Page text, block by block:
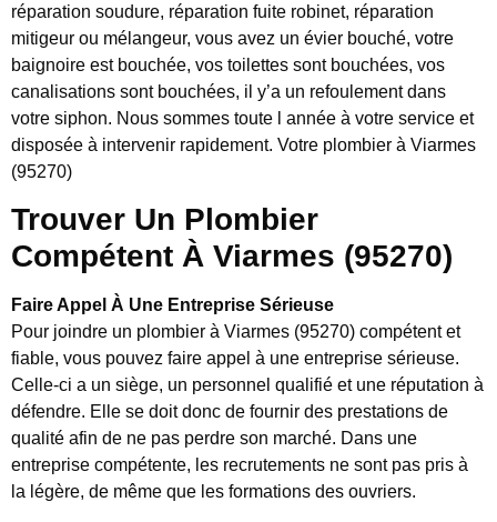
réparation soudure, réparation fuite robinet, réparation
mitigeur ou mélangeur, vous avez un évier bouché, votre
baignoire est bouchée, vos toilettes sont bouchées, vos
canalisations sont bouchées, il y’a un refoulement dans
votre siphon. Nous sommes toute l année à votre service et
disposée à intervenir rapidement. Votre plombier à Viarmes
(95270)
Trouver Un Plombier
Compétent À Viarmes (95270)
Faire Appel À Une Entreprise Sérieuse
Pour joindre un plombier à Viarmes (95270) compétent et
fiable, vous pouvez faire appel à une entreprise sérieuse.
Celle-ci a un siège, un personnel qualifié et une réputation à
défendre. Elle se doit donc de fournir des prestations de
qualité afin de ne pas perdre son marché. Dans une
entreprise compétente, les recrutements ne sont pas pris à
la légère, de même que les formations des ouvriers.